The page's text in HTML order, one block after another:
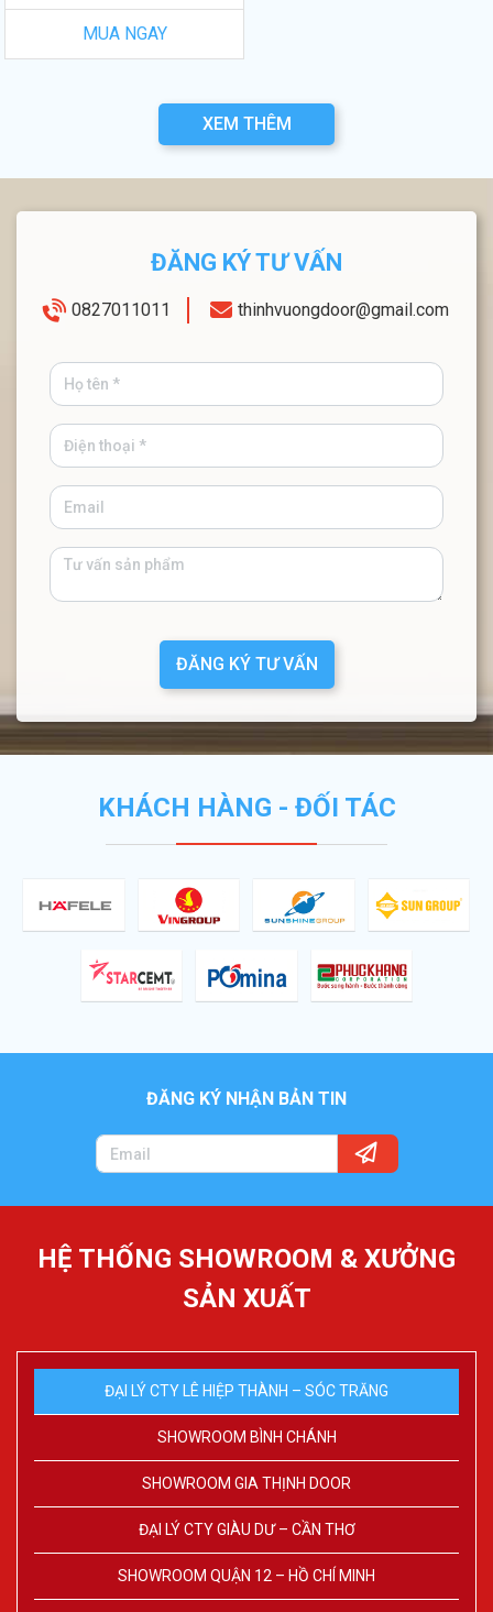
MUA NGAY
XEM THÊM
ĐĂNG KÝ TƯ VẤN
0827011011 thinhvuongdoor@gmail.com
ĐĂNG KÝ TƯ VẤN
KHÁCH HÀNG - ĐỐI TÁC
ĐĂNG KÝ NHẬN BẢN TIN
HỆ THỐNG SHOWROOM & XƯỞNG
SẢN XUẤT
ĐẠI LÝ CTY LÊ HIỆP THÀNH – SÓC TRĂNG
SHOWROOM BÌNH CHÁNH
SHOWROOM GIA THỊNH DOOR
ĐẠI LÝ CTY GIÀU DƯ – CẦN THƠ
SHOWROOM QUẬN 12 – HỒ CHÍ MINH